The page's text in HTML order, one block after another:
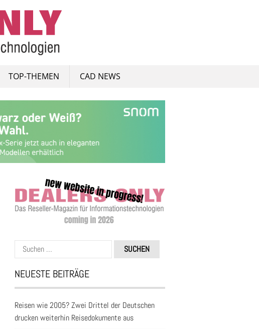
TOP-THEMEN CAD NEWS
Suchen
nach:
NEUESTE BEITRÄGE
Reisen wie 2005? Zwei Drittel der Deutschen
drucken weiterhin Reisedokumente aus